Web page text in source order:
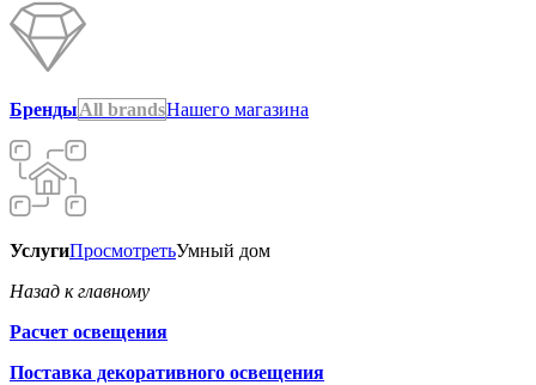
БрендыAll brandsНашего магазина
УслугиПросмотретьУмный дом
Назад к главному
Расчет освещения
Поставка декоративного освещения